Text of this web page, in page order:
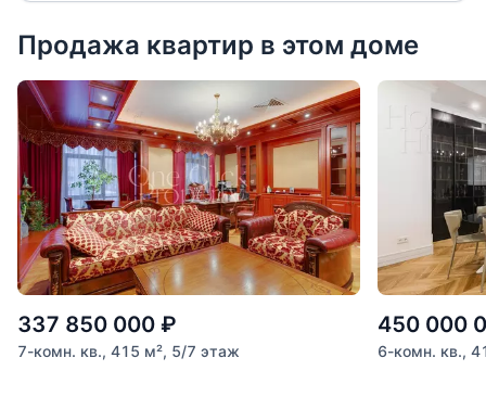
Продажа квартир в этом доме
337 850 000 ₽
7-комн. кв., 415 м², 5/7 этаж
450 000
6-комн. кв.,